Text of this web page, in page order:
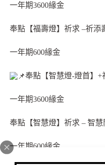
一年期3600緣金
奉點【福壽燈】祈求 –祈添
一年期600緣金
奉點【智慧燈-燈首】+
一年期3600緣金
奉點【智慧燈】祈求 – 智
一年期600緣金